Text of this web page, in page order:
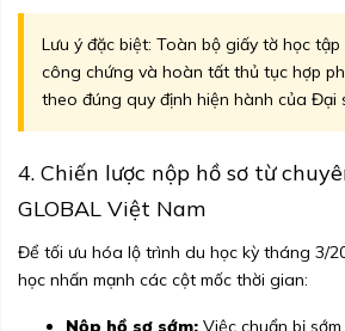
Lưu ý đặc biệt: Toàn bộ giấy tờ học
công chứng và hoàn tất thủ tục hợp
theo đúng quy định hiện hành của Đại
4. Chiến lược nộp hồ sơ từ
GLOBAL Việt Nam
Để tối ưu hóa lộ trình du học kỳ tháng 3/
học nhấn mạnh các cột mốc thời gian: